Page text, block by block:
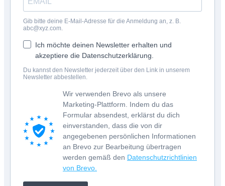
Gib bitte deine E-Mail-Adresse für die Anmeldung an, z. B.
abc@xyz.com.
Ich möchte deinen Newsletter erhalten und
akzeptiere die Datenschutzerklärung.
Du kannst den Newsletter jederzeit über den Link in unserem
Newsletter abbestellen.
Wir verwenden Brevo als unsere
Marketing-Plattform. Indem du das
Formular absendest, erklärst du dich
einverstanden, dass die von dir
angegebenen persönlichen Informationen
an Brevo zur Bearbeitung übertragen
werden gemäß den Datenschutzrichtlinien
von Brevo.